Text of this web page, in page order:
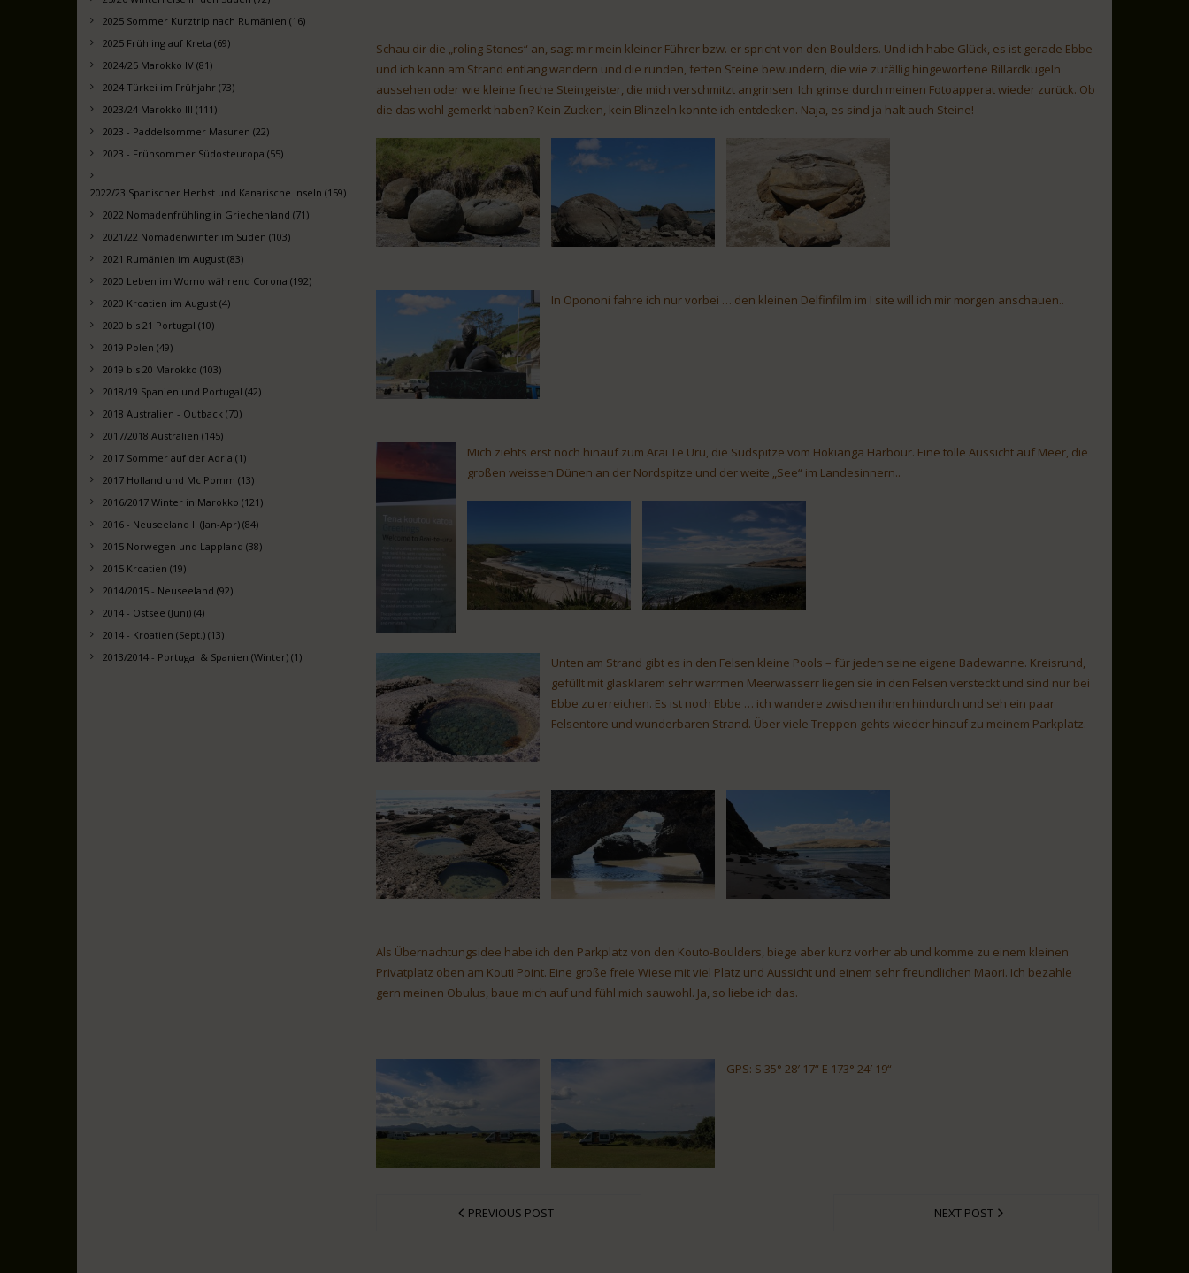
Schau dir die „roling Stones“ an, sagt mir mein kleiner Führer bzw. er spricht von den Boulders. Und ich habe Glück, es ist gerade Ebbe
und ich kann am Strand entlang wandern und die runden, fetten Steine bewundern, die wie zufällig hingeworfene Billardkugeln
aussehen oder wie kleine freche Steingeister, die mich verschmitzt angrinsen. Ich grinse durch meinen Fotoapperat wieder zurück. Ob
die das wohl gemerkt haben? Kein Zucken, kein Blinzeln konnte ich entdecken. Naja, es sind ja halt auch Steine!
In Opononi fahre ich nur vorbei … den kleinen Delfinfilm im I site will ich mir morgen anschauen..
Mich ziehts erst noch hinauf zum Arai Te Uru, die Südspitze vom Hokianga Harbour. Eine tolle Aussicht auf Meer, die
großen weissen Dünen an der Nordspitze und der weite „See“ im Landesinnern..
Unten am Strand gibt es in den Felsen kleine Pools – für jeden seine eigene Badewanne. Kreisrund,
gefüllt mit glasklarem sehr warrmen Meerwasserr liegen sie in den Felsen versteckt und sind nur bei
Ebbe zu erreichen. Es ist noch Ebbe … ich wandere zwischen ihnen hindurch und seh ein paar
Felsentore und wunderbaren Strand. Über viele Treppen gehts wieder hinauf zu meinem Parkplatz.
Als Übernachtungsidee habe ich den Parkplatz von den Kouto-Boulders, biege aber kurz vorher ab und komme zu einem kleinen
Privatplatz oben am Kouti Point. Eine große freie Wiese mit viel Platz und Aussicht und einem sehr freundlichen Maori. Ich bezahle
gern meinen Obulus, baue mich auf und fühl mich sauwohl. Ja, so liebe ich das.
GPS: S 35° 28′ 17“ E 173° 24′ 19“
PREVIOUS POST NEXT POST
2025 Sommer Kurztrip nach Rumänien (16)
2025 Frühling auf Kreta (69)
2024/25 Marokko IV (81)
2024 Türkei im Frühjahr (73)
2023/24 Marokko III (111)
2023 - Paddelsommer Masuren (22)
2023 - Frühsommer Südosteuropa (55)
2022/23 Spanischer Herbst und Kanarische Inseln (159)
2022 Nomadenfrühling in Griechenland (71)
2021/22 Nomadenwinter im Süden (103)
2021 Rumänien im August (83)
2020 Leben im Womo während Corona (192)
2020 Kroatien im August (4)
2020 bis 21 Portugal (10)
2019 Polen (49)
2019 bis 20 Marokko (103)
2018/19 Spanien und Portugal (42)
2018 Australien - Outback (70)
2017/2018 Australien (145)
2017 Sommer auf der Adria (1)
2017 Holland und Mc Pomm (13)
2016/2017 Winter in Marokko (121)
2016 - Neuseeland II (Jan-Apr) (84)
2015 Norwegen und Lappland (38)
2015 Kroatien (19)
2014/2015 - Neuseeland (92)
2014 - Ostsee (Juni) (4)
2014 - Kroatien (Sept.) (13)
2013/2014 - Portugal & Spanien (Winter) (1)